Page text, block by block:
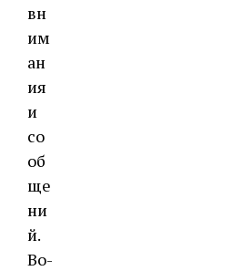
вн
им
ан
ия
и
со
об
ще
ни
й.
Во-